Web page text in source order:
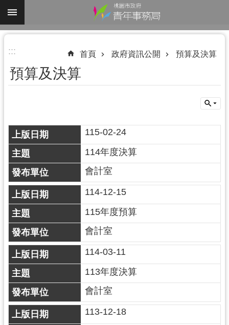
跳到主要內容區塊
進
搜
尋
認
識
我
們
業
務
資
訊
訊
息
公
告
便
民
::: 首頁 政府資訊公開 預算及決算
預算及決算
115-02-24
114年度決算
會計室
114-12-15
115年度預算
會計室
114-03-11
113年度決算
會計室
113-12-18